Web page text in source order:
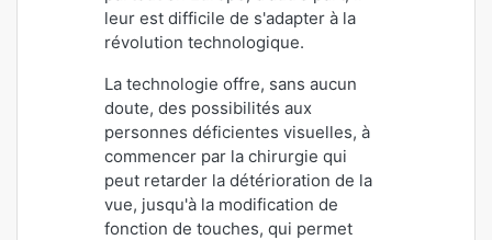
leur est difficile de s'adapter à la
révolution technologique.
La technologie offre, sans aucun
doute, des possibilités aux
personnes déficientes visuelles, à
commencer par la chirurgie qui
peut retarder la détérioration de la
vue, jusqu'à la modification de
fonction de touches, qui permet